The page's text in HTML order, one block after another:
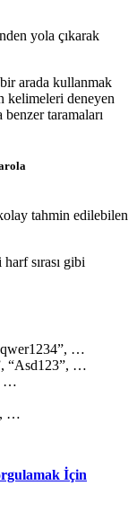
yola çıkarak
arada kullanmak
kelimeleri deneyen
taramaları
tahmin edilebilen
sırası gibi
…
“Asd123”, …
…
…
İçin